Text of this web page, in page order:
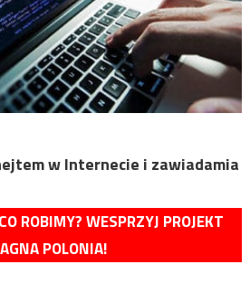
w Internecie i zawiadamia
ROBIMY? WESPRZYJ PROJEKT
POLONIA!